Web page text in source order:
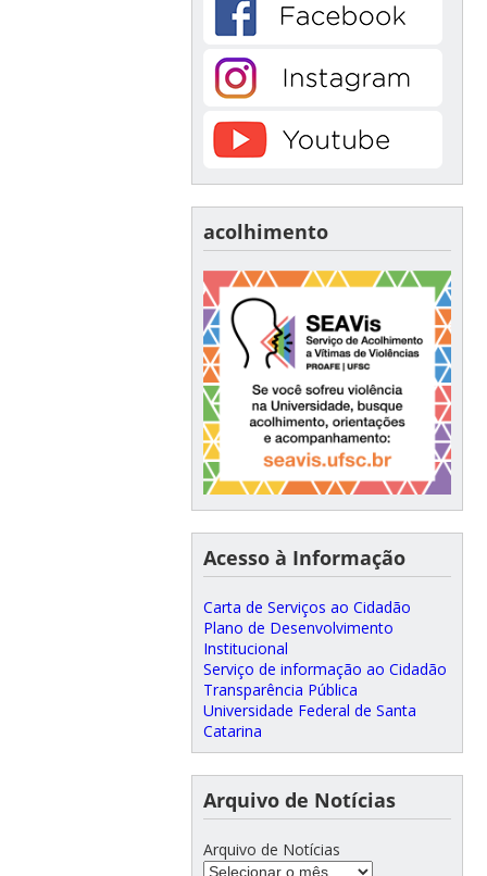
acolhimento
Acesso à Informação
Carta de Serviços ao Cidadão
Plano de Desenvolvimento
Institucional
Serviço de informação ao Cidadão
Transparência Pública
Universidade Federal de Santa
Catarina
Arquivo de Notícias
Arquivo de Notícias